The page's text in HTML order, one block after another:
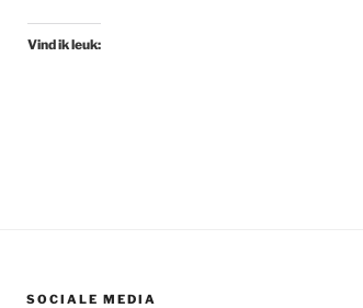
Vind ik leuk:
SOCIALE MEDIA